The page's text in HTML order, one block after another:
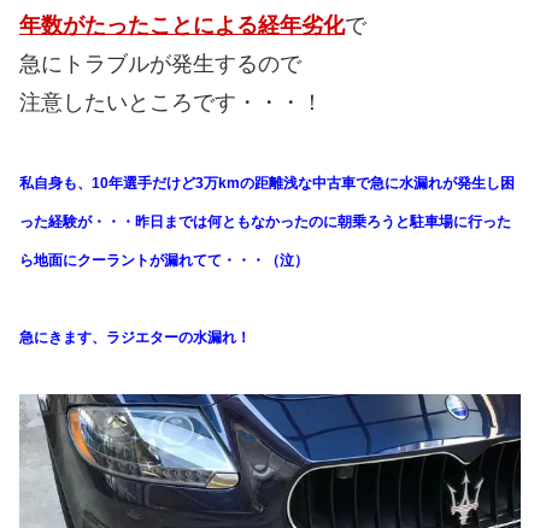
年数がたったことによる経年劣化で
急にトラブルが発生するので
注意したいところです・・・！
私自身も、10年選手だけど3万kmの距離浅な中古車で急に水漏れが発生し困
った経験が・・・昨日までは何ともなかったのに朝乗ろうと駐車場に行った
ら地面にクーラントが漏れてて・・・（泣）
急にきます、ラジエターの水漏れ！